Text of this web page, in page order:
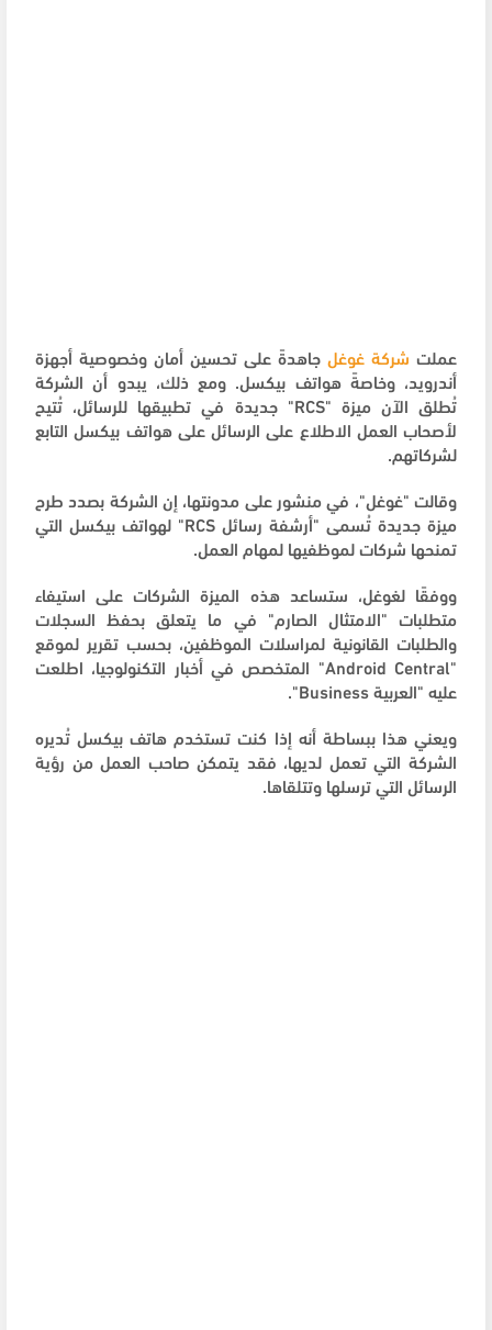
عملت شركة غوغل جاهدةً على تحسين أمان وخصوصية أجهزة
أندرويد، وخاصةً هواتف بيكسل. ومع ذلك، يبدو أن الشركة
تُطلق الآن ميزة "RCS" جديدة في تطبيقها للرسائل، تُتيح
لأصحاب العمل الاطلاع على الرسائل على هواتف بيكسل التابع
لشركاتهم.
وقالت "غوغل"، في منشور على مدونتها، إن الشركة بصدد طرح
ميزة جديدة تُسمى "أرشفة رسائل RCS" لهواتف بيكسل التي
تمنحها شركات لموظفيها لمهام العمل.
ووفقًا لغوغل، ستساعد هذه الميزة الشركات على استيفاء
متطلبات "الامتثال الصارم" في ما يتعلق بحفظ السجلات
والطلبات القانونية لمراسلات الموظفين، بحسب تقرير لموقع
"Android Central" المتخصص في أخبار التكنولوجيا، اطلعت
عليه "العربية Business".
ويعني هذا ببساطة أنه إذا كنت تستخدم هاتف بيكسل تُديره
الشركة التي تعمل لديها، فقد يتمكن صاحب العمل من رؤية
الرسائل التي ترسلها وتتلقاها.